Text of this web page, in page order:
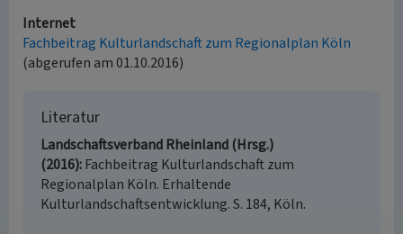
Internet
Fachbeitrag Kulturlandschaft zum Regionalplan Köln
(abgerufen am 01.10.2016)
Literatur
Landschaftsverband Rheinland (Hrsg.)
(2016) Fachbeitrag Kulturlandschaft zum
Regionalplan Köln. Erhaltende
Kulturlandschaftsentwicklung. S. 184, Köln.